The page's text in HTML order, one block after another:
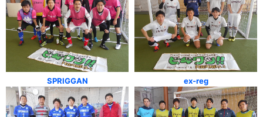
SPRIGGAN ex-reg